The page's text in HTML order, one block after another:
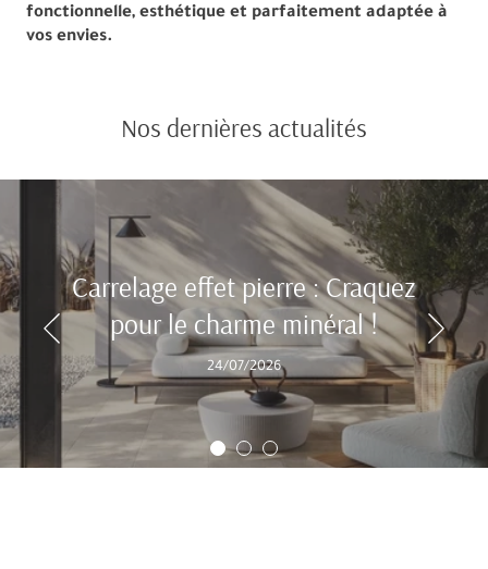
fonctionnelle, esthétique et parfaitement adaptée à
vos envies.
Nos dernières actualités
Carrelage effet pierre : Craquez
pour le charme minéral !
24/07/2026